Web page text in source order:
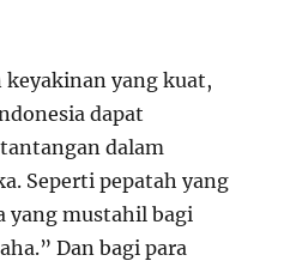
keyakinan yang kuat,
dapat
dalam
Seperti pepatah yang
yang mustahil bagi
Dan bagi para